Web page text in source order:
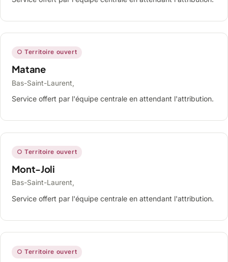
○ Territoire ouvert
Matane
Bas-Saint-Laurent,
Service offert par l'équipe centrale en attendant l'attribution.
○ Territoire ouvert
Mont-Joli
Bas-Saint-Laurent,
Service offert par l'équipe centrale en attendant l'attribution.
○ Territoire ouvert